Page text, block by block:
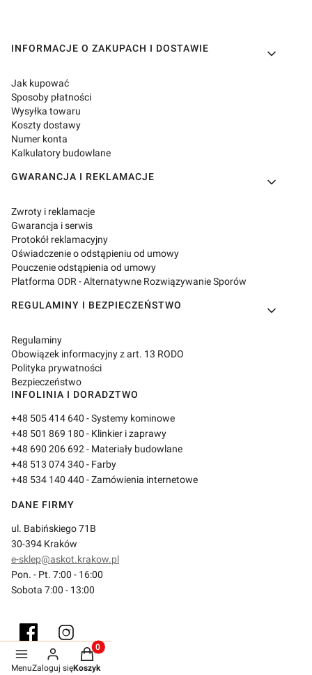
Linki w stopce
INFORMACJE O ZAKUPACH I DOSTAWIE
Jak kupować
Sposoby płatności
Wysyłka towaru
Koszty dostawy
Numer konta
Kalkulatory budowlane
GWARANCJA I REKLAMACJE
Zwroty i reklamacje
Gwarancja i serwis
Protokół reklamacyjny
Oświadczenie o odstąpieniu od umowy
Pouczenie odstąpienia od umowy
Platforma ODR - Alternatywne Rozwiązywanie Sporów
REGULAMINY I BEZPIECZEŃSTWO
Regulaminy
Obowiązek informacyjny z art. 13 RODO
Polityka prywatności
Bezpieczeństwo
INFOLINIA I DORADZTWO
+48 505 414 640 - Systemy kominowe
+48 501 869 180 - Klinkier i zaprawy
+48 690 206 692 - Materiały budowlane
+48 513 074 340 - Farby
+48 534 140 440 - Zamówienia internetowe
DANE FIRMY
ul. Babińskiego 71B
30-394 Kraków
e-sklep@askot.krakow.pl
Pon. - Pt. 7:00 - 16:00
Sobota 7:00 - 13:00
MenuZaloguj się
Produkty w koszyku: 0. Zobacz szczegóły
Koszyk